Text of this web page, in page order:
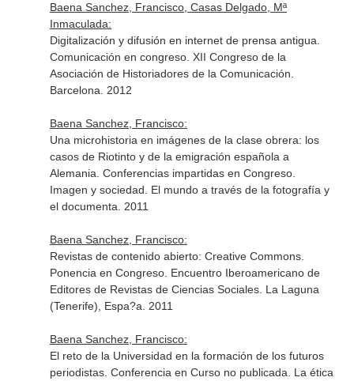
Baena Sanchez, Francisco, Casas Delgado, Mª
Inmaculada:
Digitalización y difusión en internet de prensa antigua.
Comunicación en congreso. XII Congreso de la
Asociación de Historiadores de la Comunicación.
Barcelona. 2012
Baena Sanchez, Francisco:
Una microhistoria en imágenes de la clase obrera: los
casos de Riotinto y de la emigración española a
Alemania. Conferencias impartidas en Congreso.
Imagen y sociedad. El mundo a través de la fotografía y
el documenta. 2011
Baena Sanchez, Francisco:
Revistas de contenido abierto: Creative Commons.
Ponencia en Congreso. Encuentro Iberoamericano de
Editores de Revistas de Ciencias Sociales. La Laguna
(Tenerife), Espa?a. 2011
Baena Sanchez, Francisco:
El reto de la Universidad en la formación de los futuros
periodistas. Conferencia en Curso no publicada. La ética